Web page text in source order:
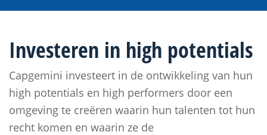
Investeren in high potentials
Capgemini investeert in de ontwikkeling van hun
high potentials en high performers door een
omgeving te creëren waarin hun talenten tot hun
recht komen en waarin ze de